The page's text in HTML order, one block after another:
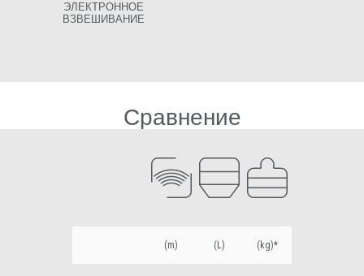
ЭЛЕКТРОННОЕ
ВЗВЕШИВАНИЕ
Сравнение
(m) (L) (kg)*